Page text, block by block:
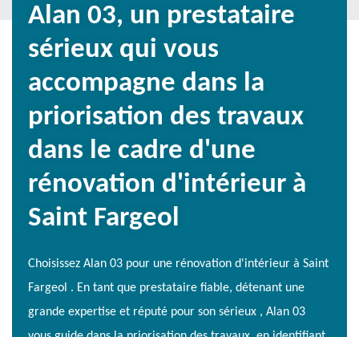
Alan 03, un prestataire
sérieux qui vous
accompagne dans la
priorisation des travaux
dans le cadre d'une
rénovation d'intérieur à
Saint Fargeol
Choisissez Alan 03 pour une rénovation d'intérieur à Saint
Fargeol . En tant que prestataire fiable, détenant une
grande expertise et réputé pour son sérieux , Alan 03